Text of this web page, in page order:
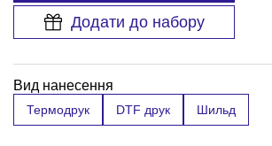
Додати до набору
Вид нанесення
Термодрук DTF друк Шильд